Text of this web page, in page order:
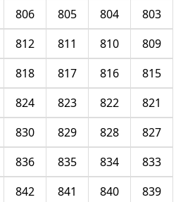
803
804
805
806
809
810
811
812
815
816
817
818
821
822
823
824
827
828
829
830
833
834
835
836
839
840
841
842